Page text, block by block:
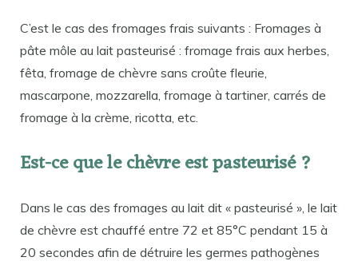
C’est le cas des fromages frais suivants : Fromages à
pâte môle au lait pasteurisé : fromage frais aux herbes,
fêta, fromage de chèvre sans croûte fleurie,
mascarpone, mozzarella, fromage à tartiner, carrés de
fromage à la crème, ricotta, etc.
Est-ce que le chèvre est pasteurisé ?
Dans le cas des fromages au lait dit « pasteurisé », le lait
de chèvre est chauffé entre 72 et 85°C pendant 15 à
20 secondes afin de détruire les germes pathogènes